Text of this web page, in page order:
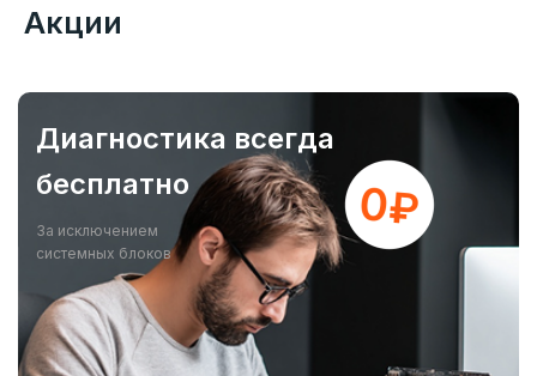
Акции
Диагностика всегда
бесплатно
За исключением
системных блоков